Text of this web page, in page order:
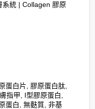
系統 | Collagen 膠原
蛋白片 膠原蛋白肽
指甲 I型膠原蛋白
蛋白 無麩質 非基